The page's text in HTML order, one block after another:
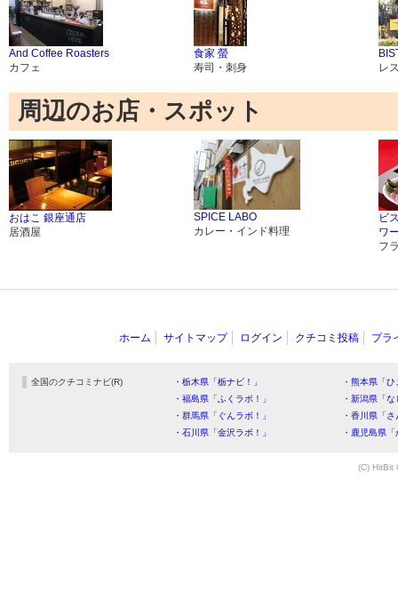
And Coffee Roasters
カフェ
食家 螢
寿司・刺身
レ
周辺のお店・スポット
おはこ 銀座通店
居酒屋
SPICE LABO
カレー・インド料理
ビ
ワ
フ
ホーム サイトマップ ログイン クチコミ投稿 プラ
全国のクチコミナビ(R) ・栃木県「栃ナビ！」
・熊本県「
・福島県「ふくラボ！」
・新潟県「
・群馬県「ぐんラボ！」
・香川県「
・石川県「金沢ラボ！」
・鹿児島県
(C) HitBit